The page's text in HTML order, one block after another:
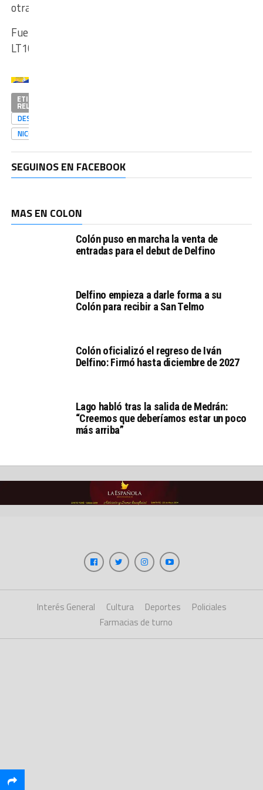
otra”.
Fuente:
LT10
ETIQUETAS
RELACIONADAS
DESTACADAS
NICOLÁSTALPONE
SEGUINOS EN FACEBOOK
MAS EN COLON
Colón puso en marcha la venta de
entradas para el debut de Delfino
Delfino empieza a darle forma a su
Colón para recibir a San Telmo
Colón oficializó el regreso de Iván
Delfino: Firmó hasta diciembre de 2027
Lago habló tras la salida de Medrán:
“Creemos que deberíamos estar un poco
más arriba”
Interés General Cultura Deportes
Policiales
Farmacias de turno